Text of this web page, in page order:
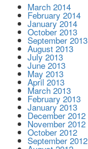
March 2014
February 2014
January 2014
October 2013
September 2013
August 2013
July 2013
June 2013
May 2013
April 2013
March 2013
February 2013
January 2013
December 2012
November 2012
October 2012
September 2012